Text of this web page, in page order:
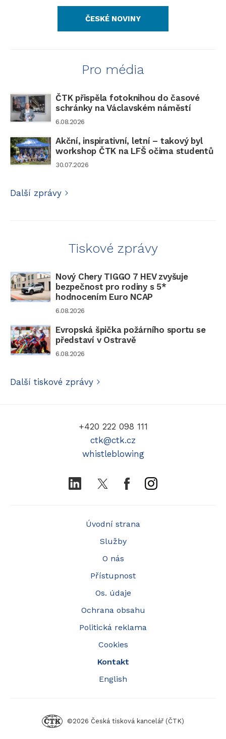
ČESKÉ NOVINY
Pro média
ČTK přispěla fotoknihou do časové
schránky na Václavském náměstí
6.08.2026
Akční, inspirativní, letní – takový byl
workshop ČTK na LFŠ očima studentů
30.07.2026
ČTK
představila
v
Uherském
Hradišti
fotografickou
výstavu
Fotbalové
28.07.2026
Další zprávy
Tiskové zprávy
Nový Chery TIGGO 7 HEV zvyšuje
bezpečnost pro rodiny s 5*
hodnocením Euro NCAP
6.08.2026
Evropská špička požárního sportu se
představí v Ostravě
6.08.2026
Další tiskové zprávy
+420 222 098 111
ctk@ctk.cz
whistleblowing
LinkedIn TwitterFacebookInstagram
Úvodní strana
Služby
O nás
Přístupnost
Os. údaje
Ochrana obsahu
Politická reklama
Cookies
Kontakt
English
©2026 Česká tisková kancelář (ČTK)